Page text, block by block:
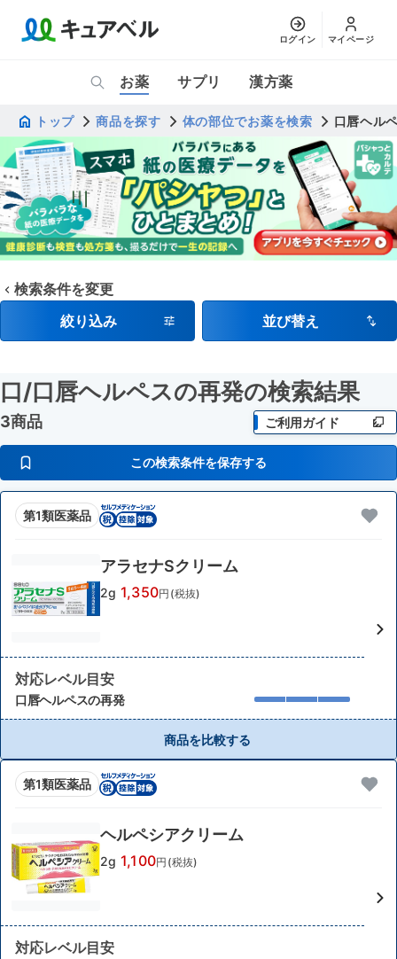
ログイン マイページ
お薬 サプリ 漢方薬
トップ 商品を探す 体の部位でお薬を検索 口唇ヘル
検索条件を変更
絞り込み
並び替え
口/口唇ヘルペスの再発の検索結果
3商品 ご利用ガイド
この検索条件を保存する
第1類医薬品
アラセナSクリーム
2g 1,350円(税抜)
対応レベル目安
口唇ヘルペスの再発
商品を比較する
第1類医薬品
ヘルペシアクリーム
2g 1,100円(税抜)
対応レベル目安